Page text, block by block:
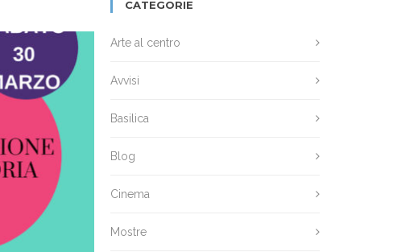
CATEGORIE
Arte al centro
Avvisi
Basilica
Blog
Cinema
Mostre